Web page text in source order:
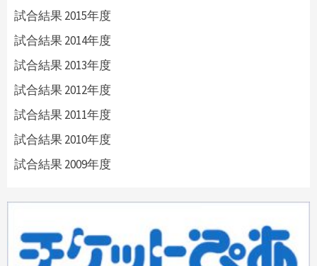
試合結果 2015年度
試合結果 2014年度
試合結果 2013年度
試合結果 2012年度
試合結果 2011年度
試合結果 2010年度
試合結果 2009年度